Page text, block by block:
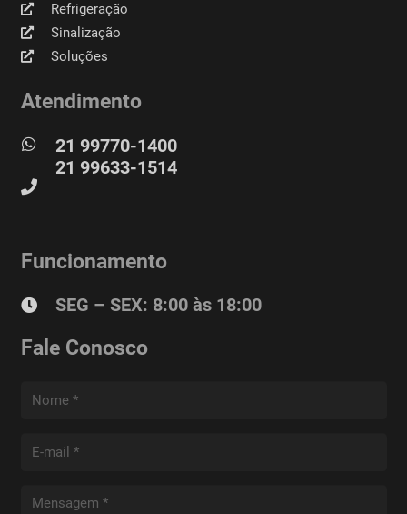
Refrigeração
Sinalização
Soluções
Atendimento
21 99770-1400
21 99633-1514
Funcionamento
SEG – SEX: 8:00 às 18:00
Fale Conosco